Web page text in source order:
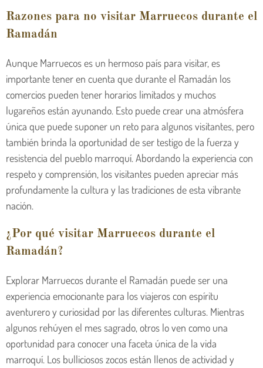
Razones para no visitar Marruecos durante el
Ramadán
Aunque Marruecos es un hermoso país para visitar, es
importante tener en cuenta que durante el Ramadán los
comercios pueden tener horarios limitados y muchos
lugareños están ayunando. Esto puede crear una atmósfera
única que puede suponer un reto para algunos visitantes, pero
también brinda la oportunidad de ser testigo de la fuerza y
resistencia del pueblo marroquí. Abordando la experiencia con
respeto y comprensión, los visitantes pueden apreciar más
profundamente la cultura y las tradiciones de esta vibrante
nación.
¿Por qué visitar Marruecos durante el
Ramadán?
Explorar Marruecos durante el Ramadán puede ser una
experiencia emocionante para los viajeros con espíritu
aventurero y curiosidad por las diferentes culturas. Mientras
algunos rehúyen el mes sagrado, otros lo ven como una
oportunidad para conocer una faceta única de la vida
marroquí. Los bulliciosos zocos están llenos de actividad y